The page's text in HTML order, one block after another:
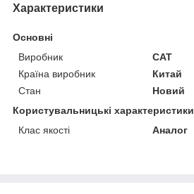
Характеристики
Основні
Виробник
CAT
Країна виробник
Китай
Стан
Новий
Користувальницькі характеристики
Клас якості
Аналог